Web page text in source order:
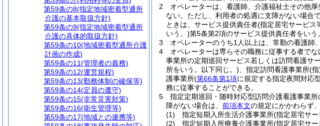
2
オペレーターは、看護師、介護福祉士その他
ない。 ただし、利用者の処遇に支障がない場合
ときは、サービス提供責任者(指定居宅サービス
いう。)第5条第2項のサービス提供責任者をいう
3
オペレーターのうち1人以上は、常勤の看護師
4
オペレーターは専らその職務に従事する者でな
事業所の定期巡回サービス若しくは訪問看護サ
所をいう。以下同じ。) 、指定訪問看護事業所(
護事業所(第66条第1項に規定する指定夜間対応
務に従事することができる。
5
指定定期巡回・随時対応型訪問介護看護事業所
障がない場合は、 前項本文の規定にかかわらず
(1)
指定短期入所生活介護事業所(指定居宅サー
(2)
指定短期入所療養介護事業所(指定居宅サ
第59条の8(指定地域密着型通所
介護の基本取扱方針)
第59条の9(指定地域密着型通所
介護の具体的取扱方針)
第59条の10(地域密着型通所介護
計画の作成)
第59条の11(管理者の責務)
第59条の12(運営規程)
第59条の13(勤務体制の確保等)
第59条の14(定員の遵守)
第59条の15(非常災害対策)
第59条の16(衛生管理等)
第59条の17(地域との連携等)